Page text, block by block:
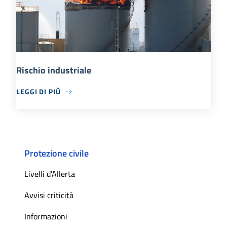
Rischio industriale
LEGGI DI PIÙ
Protezione civile
Livelli d'Allerta
Avvisi criticità
Informazioni